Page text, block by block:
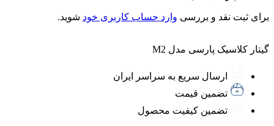
برای ثبت نقد و بررسی وارد حساب کاربری خود شوید.
گیتار کلاسیک پارسی مدل M2
ارسال سریع به سراسر ایران
تضمین قیمت
تضمین کیفیت محصول